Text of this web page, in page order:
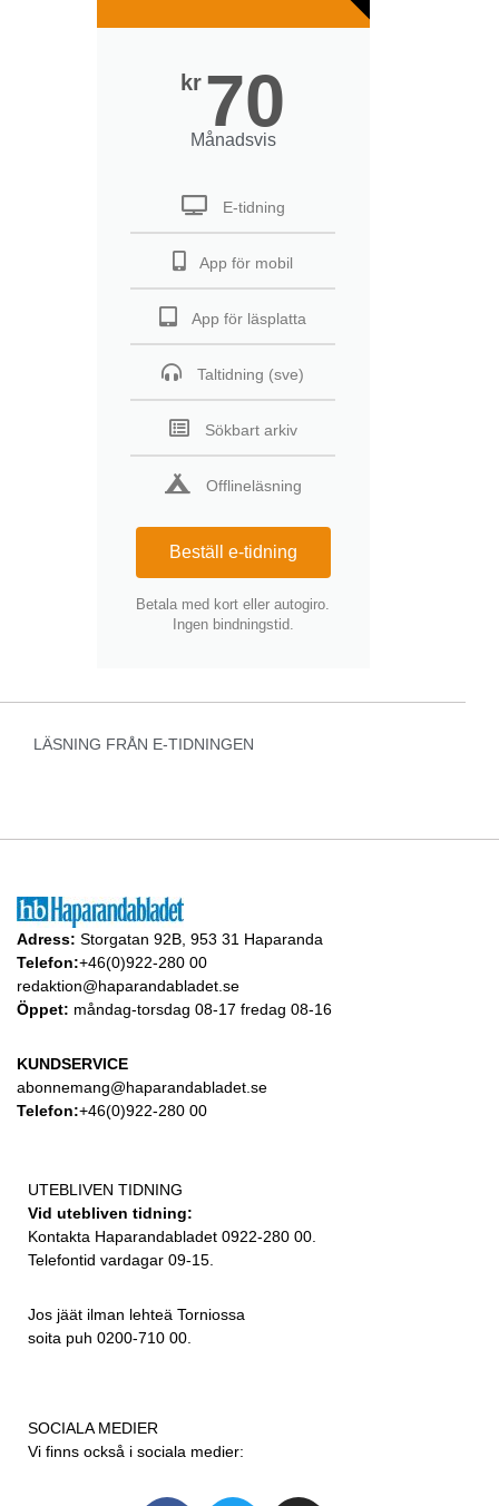
kr 70
Månadsvis
E-tidning
App för mobil
App för läsplatta
Taltidning (sve)
Sökbart arkiv
Offlineläsning
Beställ e-tidning
Betala med kort eller autogiro.
Ingen bindningstid.
LÄSNING FRÅN E-TIDNINGEN
Adress: Storgatan 92B, 953 31 Haparanda
Telefon:+46(0)922-280 00
redaktion@haparandabladet.se
Öppet: måndag-torsdag 08-17 fredag 08-16
KUNDSERVICE
abonnemang@haparandabladet.se
Telefon:+46(0)922-280 00
UTEBLIVEN TIDNING
Vid utebliven tidning:
Kontakta Haparandabladet 0922-280 00.
Telefontid vardagar 09-15.
Jos jäät ilman lehteä Torniossa
soita puh 0200-710 00.
SOCIALA MEDIER
Vi finns också i sociala medier: